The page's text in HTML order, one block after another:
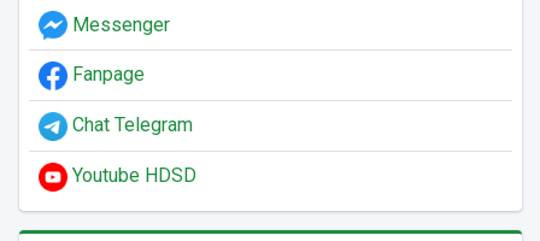
Messenger
Fanpage
Chat Telegram
Youtube HDSD